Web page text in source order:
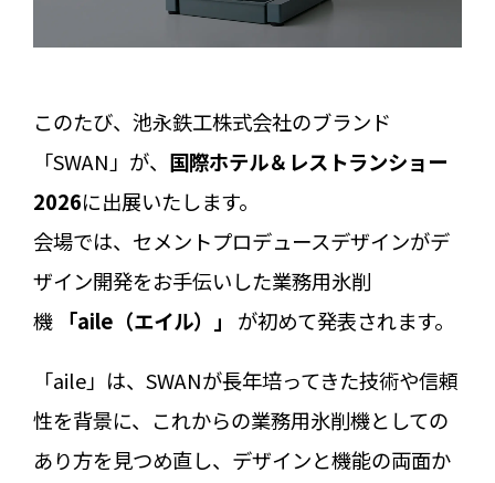
このたび、池永鉄工株式会社のブランド
「SWAN」が、 国際ホテル＆レストランショー
2026に出展いたします。
会場では、セメントプロデュースデザインがデ
ザイン開発をお手伝いした業務用氷削
機 「aile（エイル）」 が初めて発表されます。
「aile」は、SWANが長年培ってきた技術や信頼
性を背景に、これからの業務用氷削機としての
あり方を見つめ直し、デザインと機能の両面か